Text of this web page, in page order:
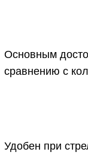
Основным
сравнению с
Удобен при